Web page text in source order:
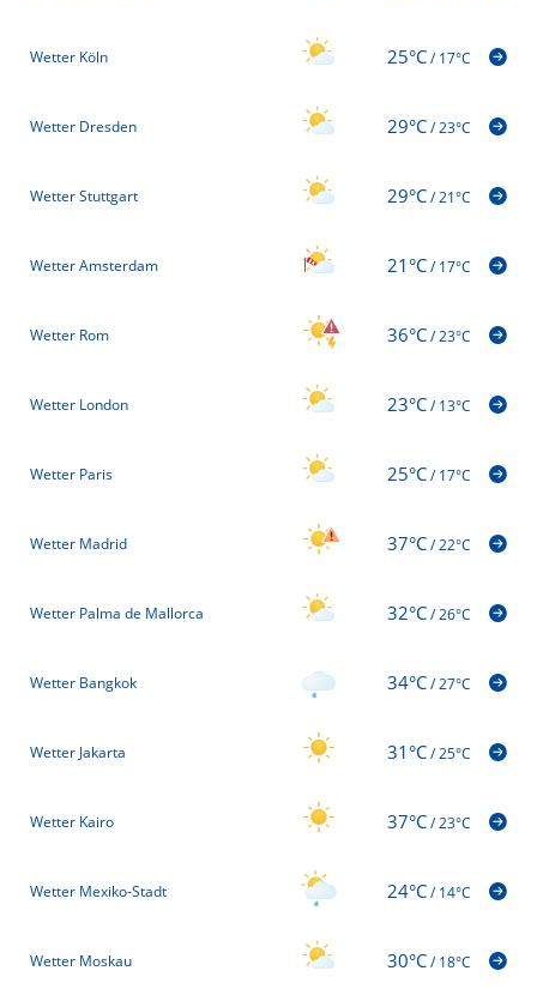
Wetter Köln 25°C/17°C
Wetter Dresden 29°C/23°C
Wetter Stuttgart 29°C/21°C
Wetter Amsterdam 21°C/17°C
Wetter Rom 36°C/23°C
Wetter London 23°C/13°C
Wetter Paris 25°C/17°C
Wetter Madrid 37°C/22°C
Wetter Palma de Mallorca 32°C/26°C
Wetter Bangkok 34°C/27°C
Wetter Jakarta 31°C/25°C
Wetter Kairo 37°C/23°C
Wetter Mexiko-Stadt 24°C/14°C
Wetter Moskau 30°C/18°C